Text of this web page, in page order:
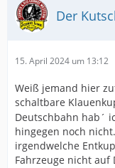
Der
15. April 2024 um 13:12
Weiß jemand hier
schaltbare
Deutschbahn hab´
hingegen noch
irgendwelche
Fahrzeuge nicht